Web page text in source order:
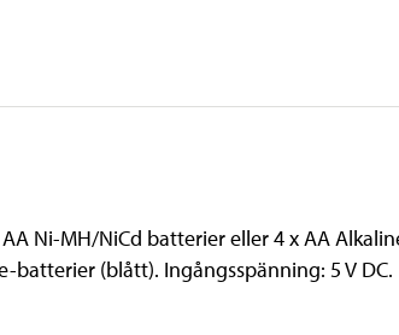
Ni-MH/NiCd batterier eller 4 x AA
(blått). Ingångsspänning: 5 V DC.